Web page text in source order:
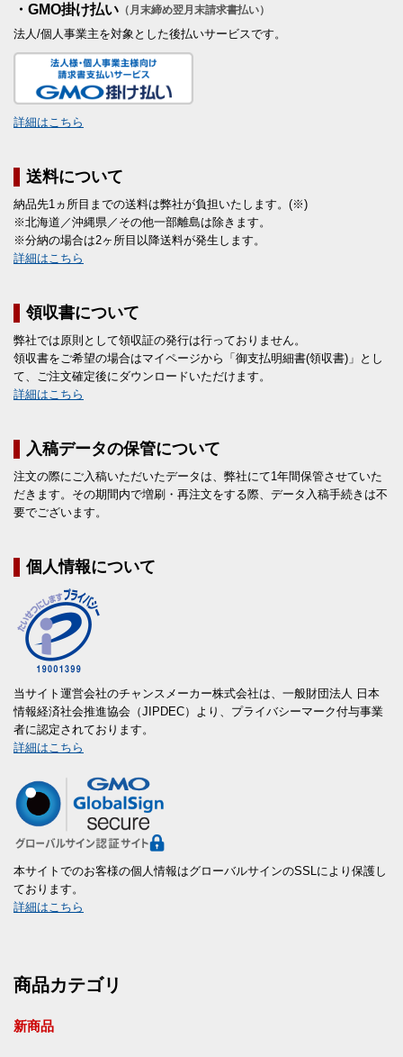
・GMO掛け払い （月末締め翌月末請求書払い）
法人/個人事業主を対象とした後払いサービスです。
詳細はこちら
送料について
納品先1ヵ所目までの送料は弊社が負担いたします。(※)
※北海道／沖縄県／その他一部離島は除きます。
※分納の場合は2ヶ所目以降送料が発生します。
詳細はこちら
領収書について
弊社では原則として領収証の発行は行っておりません。
領収書をご希望の場合はマイページから「御支払明細書(領収書)」とし
て、ご注文確定後にダウンロードいただけます。
詳細はこちら
入稿データの保管について
注文の際にご入稿いただいたデータは、弊社にて1年間保管させていた
だきます。その期間内で増刷・再注文をする際、データ入稿手続きは不
要でございます。
個人情報について
当サイト運営会社のチャンスメーカー株式会社は、一般財団法人 日本
情報経済社会推進協会（JIPDEC）より、プライバシーマーク付与事業
者に認定されております。
詳細はこちら
本サイトでのお客様の個人情報はグローバルサインのSSLにより保護し
ております。
詳細はこちら
商品カテゴリ
新商品